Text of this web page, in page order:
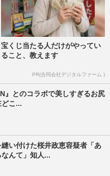
宝くじ当たる人だけがやってい
ること、教えます
PR(合同会社デジタルファーム )
』とのコラボで美しすぎるお尻
こ...
縫い付けた桜井政恵容疑者「あ
んて」知人...